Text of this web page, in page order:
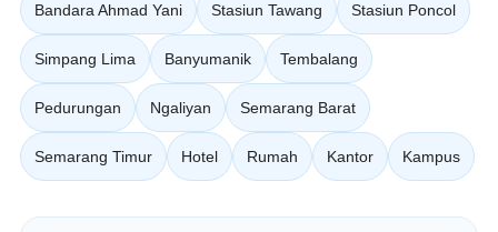
Bandara Ahmad Yani Stasiun Tawang Stasiun Poncol
Simpang Lima Banyumanik Tembalang
Pedurungan Ngaliyan Semarang Barat
Semarang Timur Hotel Rumah Kantor Kampus